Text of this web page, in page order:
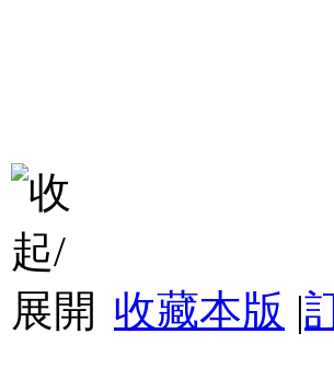
收藏本版 |